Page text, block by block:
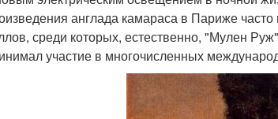
англада камараса в Париже
среди которых, естественно, "Мулен
участие в многочисленных